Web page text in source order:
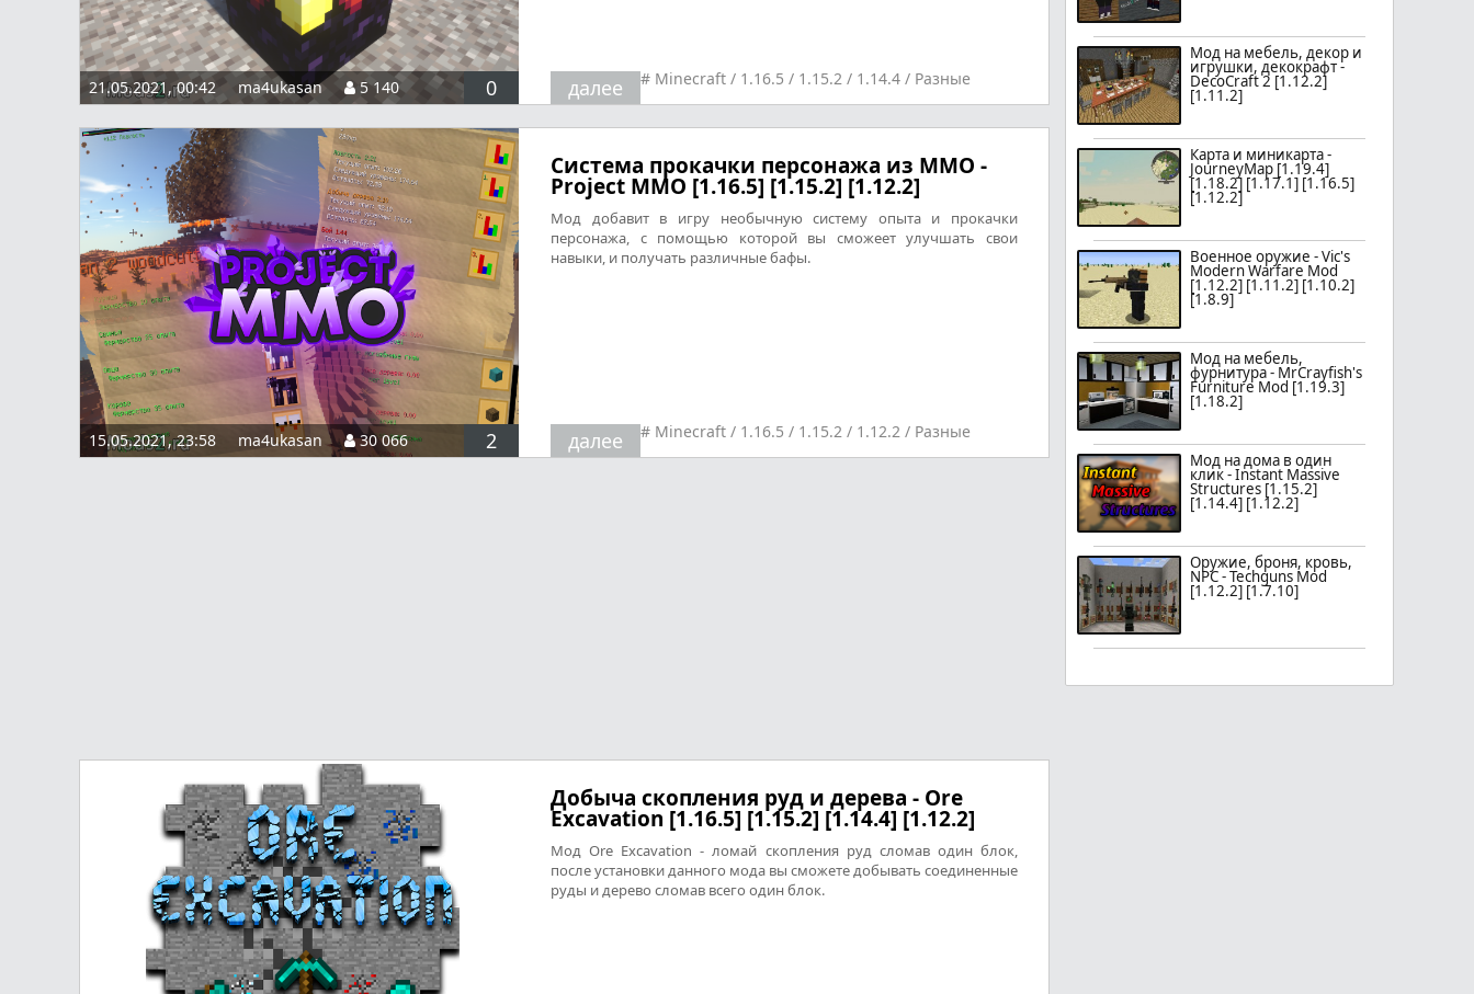
21.05.2021, 00:42 ma4ukasan 5 140 0 далее # Minecraft / 1.16.5 / 1.15.2 / 1.14.4 / Разные
15.05.2021, 23:58 ma4ukasan 30 066 2
Система прокачки персонажа из ММО -
Project MMO [1.16.5] [1.15.2] [1.12.2]
Мод добавит в игру необычную систему опыта и прокачки
персонажа, с помощью которой вы сможеет улучшать свои
навыки, и получать различные бафы.
далее # Minecraft / 1.16.5 / 1.15.2 / 1.12.2 / Разные
Добыча скопления руд и дерева - Ore
Excavation [1.16.5] [1.15.2] [1.14.4] [1.12.2]
Мод Ore Excavation - ломай скопления руд сломав один блок,
после установки данного мода вы сможете добывать соединенные
руды и дерево сломав всего один блок.
Мод на мебель, декор и
игрушки, декокрафт -
DecoCraft 2 [1.12.2]
[1.11.2]
Карта и миникарта -
JourneyMap [1.19.4]
[1.18.2] [1.17.1] [1.16.5]
[1.12.2]
Военное оружие - Vic's
Modern Warfare Mod
[1.12.2] [1.11.2] [1.10.2]
[1.8.9]
Мод на мебель,
фурнитура - MrCrayfish's
Furniture Mod [1.19.3]
[1.18.2]
Мод на дома в один
клик - Instant Massive
Structures [1.15.2]
[1.14.4] [1.12.2]
Оружие, броня, кровь,
NPC - Techguns Mod
[1.12.2] [1.7.10]